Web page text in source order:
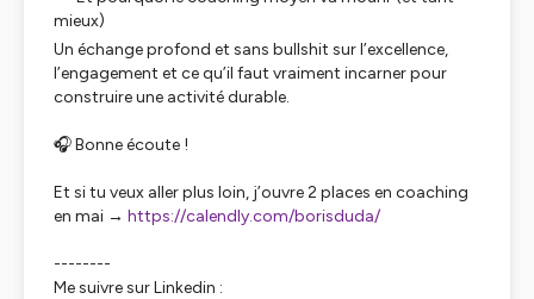
mieux)
Un échange profond et sans bullshit sur l’excellence,
l’engagement et ce qu’il faut vraiment incarner pour
construire une activité durable.
🎧 Bonne écoute !
Et si tu veux aller plus loin, j’ouvre 2 places en coaching
en mai → https://calendly.com/borisduda/
--------
Me suivre sur Linkedin :